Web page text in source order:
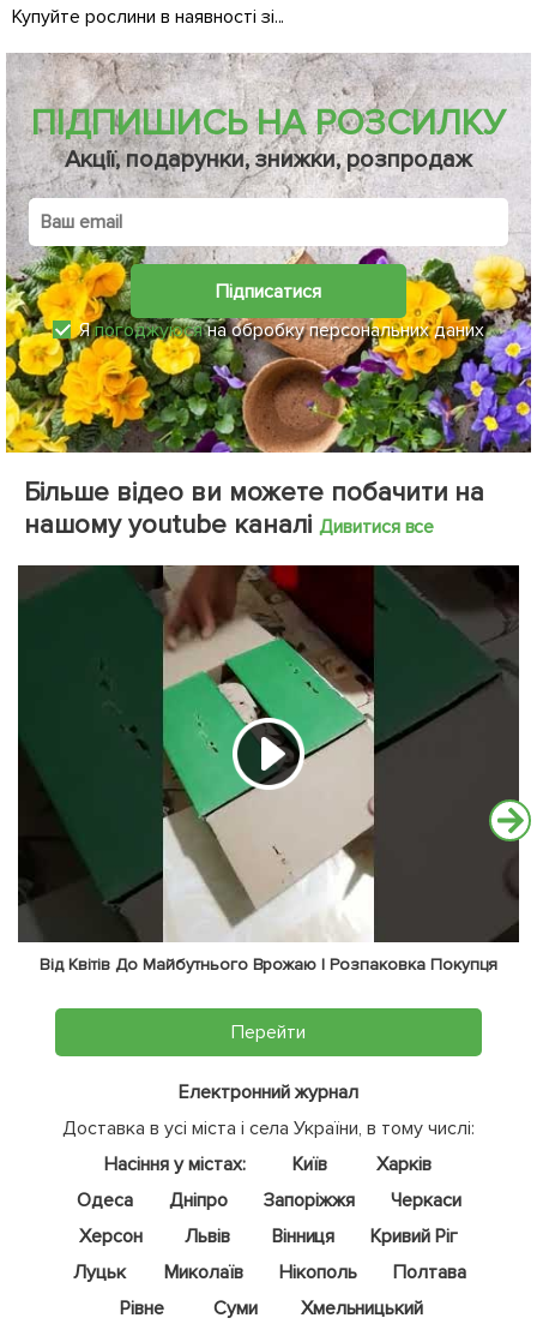
Купуйте рослини в наявності зі...
ПІДПИШИСЬ НА РОЗСИЛКУ
Акції, подарунки, знижки, розпродаж
Підписатися
Япогоджуюсяна обробку персональних даних
Більше відео ви можете побачити на
нашому youtube каналі Дивитися все
Від Квітів До Майбутнього Врожаю | Розпаковка Покупця
Перейти
Електронний журнал
Доставка в усі міста і села України, в тому числі:
Насіння у містах:
Київ
Харків
Одеса
Дніпро Запоріжжя
Черкаси
Херсон
Львів Вінниця
Кривий Ріг
Луцьк
Миколаїв Нікополь
Полтава
Рівне
Суми
Хмельницький